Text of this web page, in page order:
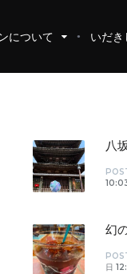
について いだき
八
幻
日